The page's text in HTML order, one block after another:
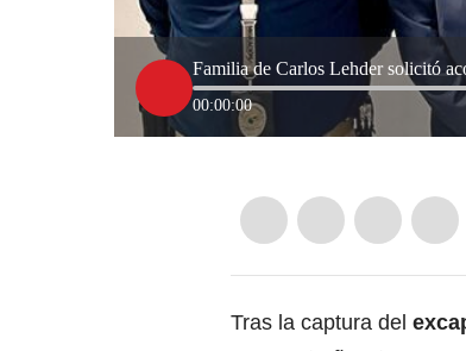
Familia de Carlos Lehder solicitó
00:00:00
Tras la captura del